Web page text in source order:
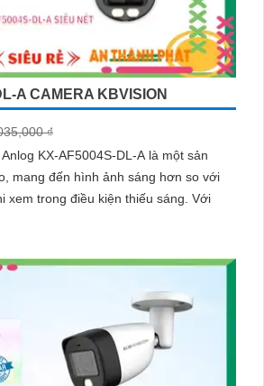
A CAMERA KBVISION
₫
KX-AF5004S-DL-A là một sản
mang đến hình ảnh sáng hơn so với
trong điều kiện thiếu sáng. Với